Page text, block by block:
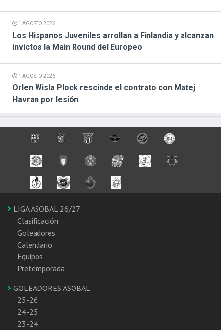
1 AGOSTO 2026
Los Hispanos Juveniles arrollan a Finlandia y alcanzan
invictos la Main Round del Europeo
1 AGOSTO 2026
Orlen Wisla Plock rescinde el contrato con Matej
Havran por lesión
LIGA ASOBAL 26/27
Clasificación
Goleadores
Calendario
Equipos
Pretemporada
GOLEADORES ASOBAL
25-26
24-25
23-24